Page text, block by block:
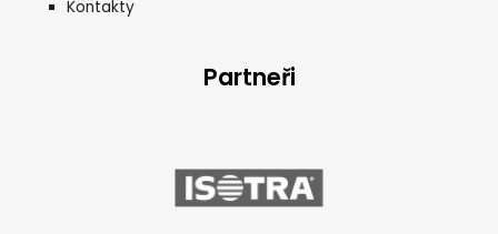
Kontakty
Partneři